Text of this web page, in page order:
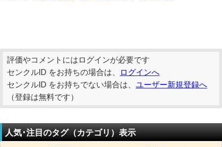
評価やコメントにはログインが必要です
センクルID をお持ちの場合は、
ログインへ
センクルID をお持ちでない場合は、 ユーザー新規登録へ
（登録は無料です）
人気･注目のタグ（カテゴリ）表示